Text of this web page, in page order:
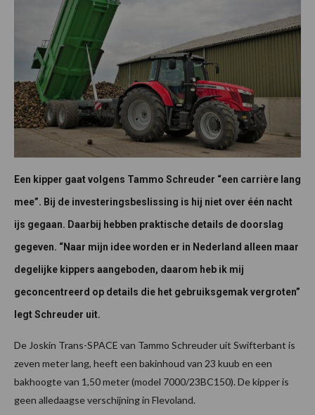
Een kipper gaat volgens Tammo Schreuder “een carrière lang
mee”. Bij de investeringsbeslissing is hij niet over één nacht
ijs gegaan. Daarbij hebben praktische details de doorslag
gegeven. “Naar mijn idee worden er in Nederland alleen maar
degelijke kippers aangeboden, daarom heb ik mij
geconcentreerd op details die het gebruiksgemak vergroten”
legt Schreuder uit.
De Joskin Trans-SPACE van Tammo Schreuder uit Swifterbant is
zeven meter lang, heeft een bakinhoud van 23 kuub en een
bakhoogte van 1,50 meter (model 7000/23BC150). De kipper is
geen alledaagse verschijning in Flevoland.